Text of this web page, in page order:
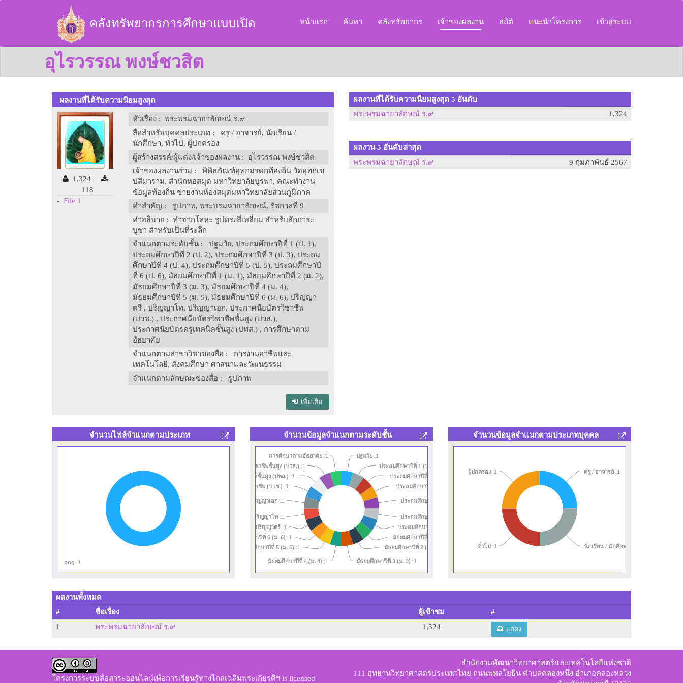
คลังทรัพยากรการศึกษาแบบเปิด หน้าแรก ค้นหา คลังทรัพยากร เจ้าของผลงาน สถิติ แนะนำโครงการ เข้าสู่ระบบ
อุไรวรรณ พงษ์ชวสิต
ผลงานที่ได้รับความนิยมสูงสุด
1,324
118
- File 1
หัวเรื่อง : พระพรมฉายาลักษณ์ ร.๙
สื่อสำหรับบุคคลประเภท : ครู / อาจารย์, นักเรียน /
นักศึกษา, ทั่วไป, ผู้ปกครอง
ผู้สร้างสรรค์/ผู้แต่ง/เจ้าของผลงาน : อุไรวรรณ พงษ์ชวสิต
เจ้าของผลงานร่วม : พิพิธภัณฑ์อุทกมรดกท้องถิ่น วัดอุทกเข
ปสีมาราม, สำนักหอสมุด มหาวิทยาลัยบูรพา, คณะทำงาน
ข้อมูลท้องถิ่น ข่ายงานห้องสมุดมหาวิทยาลัยส่วนภูมิภาค
คำสำคัญ : รูปภาพ, พระบรมฉายาลักษณ์, รัชกาลที่ 9
คำอธิบาย : ทำจากโลหะ รูปทรงสี่เหลี่ยม สำหรับสักการะ
บูชา สำหรับเป็นที่ระลึก
จำแนกตามระดับชั้น : ปฐมวัย, ประถมศึกษาปีที่ 1 (ป. 1),
ประถมศึกษาปีที่ 2 (ป. 2), ประถมศึกษาปีที่ 3 (ป. 3), ประถม
ศึกษาปีที่ 4 (ป. 4), ประถมศึกษาปีที่ 5 (ป. 5), ประถมศึกษาปี
ที่ 6 (ป. 6), มัธยมศึกษาปีที่ 1 (ม. 1), มัธยมศึกษาปีที่ 2 (ม. 2),
มัธยมศึกษาปีที่ 3 (ม. 3), มัธยมศึกษาปีที่ 4 (ม. 4),
มัธยมศึกษาปีที่ 5 (ม. 5), มัธยมศึกษาปีที่ 6 (ม. 6), ปริญญา
ตรี , ปริญญาโท, ปริญญาเอก, ประกาศนียบัตรวิชาชีพ
(ปวช.) , ประกาศนียบัตรวิชาชีพชั้นสูง (ปวส.),
ประกาศนียบัตรครูเทคนิคชั้นสูง (ปทส.) , การศึกษาตาม
อัธยาศัย
จำแนกตามสาขาวิชาของสื่อ : การงานอาชีพและ
เทคโนโลยี, สังคมศึกษา ศาสนาและวัฒนธรรม
จำแนกตามลักษณะของสื่อ : รูปภาพ
เพิ่มเติม
ผลงานที่ได้รับความนิยมสูงสุด 5 อันดับ
พระพรมฉายาลักษณ์ ร.๙
1,324
ผลงาน 5 อันดับล่าสุด
พระพรมฉายาลักษณ์ ร.๙
9 กุมภาพันธ์ 2567
จำนวนไฟล์จำแนกตามประเภท
png :1
จำนวนข้อมูลจำแนกตามระดับชั้น
ปฐมวัย :1
ประถมศึกษาปีที่ 1 (ป. 1)
ประถมศึกษาปีที่ 2 (ป. 2)
ประถมศึกษาปีที่ 3 (ป. 3)
ประถมศึกษาปีที่ 4 (ป. 4)
ประถมศึกษาปีที่ 5 (ป. 5)
ประถมศึกษาปีที่ 6 (ป. 6)
มัธยมศึกษาปีที่ 1 (ม. 1)
มัธยมศึกษาปีที่ 2 (ม. 2)
มัธยมศึกษาปีที่ 3 (ม. 3) :1
มัธยมศึกษาปีที่ 4 (ม. 4) :1
มัธยมศึกษาปีที่ 5 (ม. 5) :1
มัธยมศึกษาปีที่ 6 (ม. 6) :1
ปริญญาตรี :1
ปริญญาโท :1
ปริญญาเอก :1
ประกาศนียบัตรวิชาชีพ (ปวช.) :1
ประกาศนียบัตรครูเทคนิคชั้นสูง (ปทส.) :1
ประกาศนียบัตรวิชาชีพชั้นสูง (ปวส.) :1
การศึกษาตามอัธยาศัย :1
จำนวนข้อมูลจำแนกตามประเภทบุคคล
ครู / อาจารย์ :1
นักเรียน / นักศึกษา
ทั่วไป :1
ผู้ปกครอง :1
ผลงานทั้งหมด
#
ชื่อเรื่อง ผู้เข้าชม
#
1
พระพรมฉายาลักษณ์ ร.๙ 1,324 แสดง
โครงการระบบสื่อสาระออนไลน์เพื่อการเรียนรู้ทางไกลเฉลิมพระเกียรติฯ is licensed
สำนักงานพัฒนาวิทยาศาสตร์และเทคโนโลยีแห่งชาติ
111 อุทยานวิทยาศาสตร์ประเทศไทย ถนนพหลโยธิน ตำบลคลองหนึ่ง อำเภอคลองหลวง